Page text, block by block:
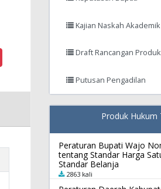
Kajian Naskah Akademik
Draft Rancangan
Putusan Pengadilan
Produk Hukum
Peraturan Bupati Wajo
tentang Standar Harga
Standar Belanja
2863 kali